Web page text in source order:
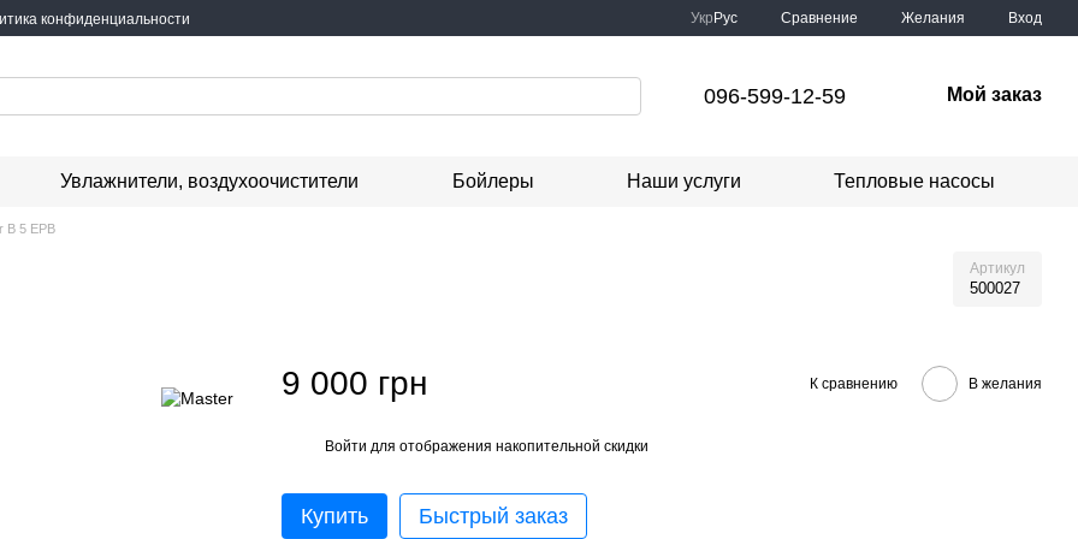
конфиденциальности Укр Рус Сравнение Желания Вход
096-599-12-59 Мой заказ
Увлажнители, воздухоочистители Бойлеры Наши услуги Тепловые насосы
B 5 EPB
Артикул
500027
9 000 грн К сравнению В желания
Войти для отображения накопительной скидки
Купить Быстрый заказ